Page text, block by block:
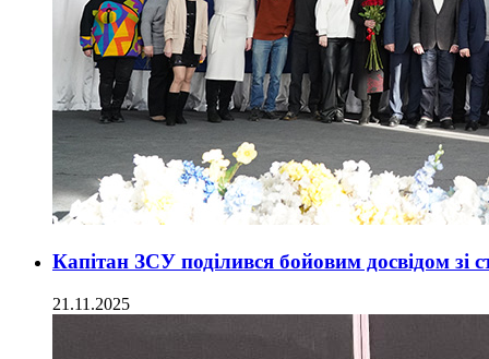
Капітан ЗСУ поділився бойовим досвідом зі
21.11.2025